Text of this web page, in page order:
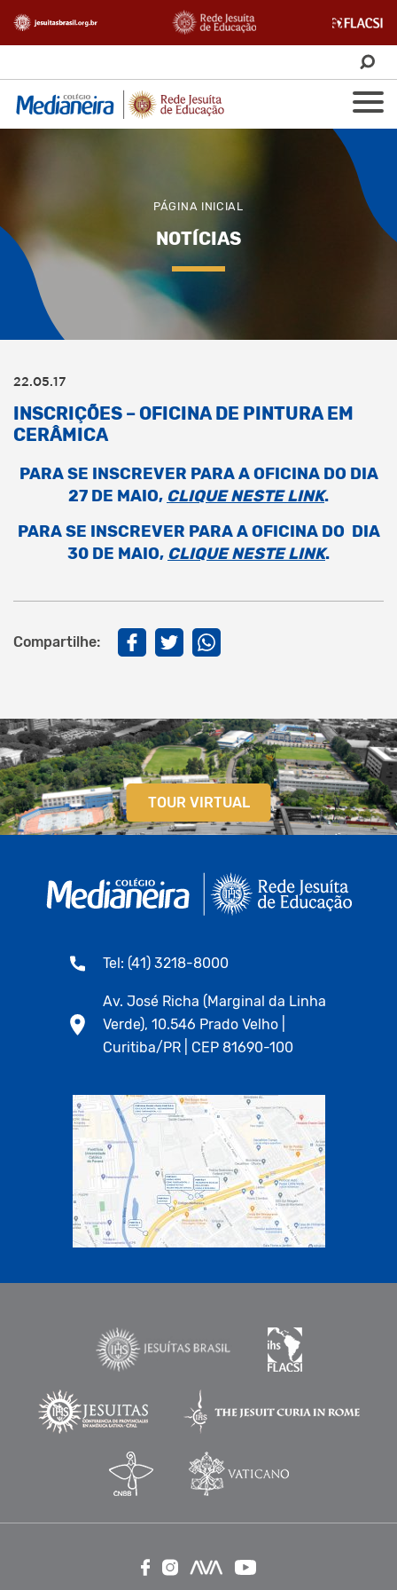
PÁGINA INICIAL
NOTÍCIAS
22.05.17
INSCRIÇÕES – OFICINA DE PINTURA EM
CERÂMICA
PARA SE INSCREVER PARA A OFICINA DO DIA
27 DE MAIO, CLIQUE NESTE LINK.
PARA SE INSCREVER PARA A OFICINA DO DIA
30 DE MAIO, CLIQUE NESTE LINK.
Compartilhe:
TOUR VIRTUAL
Tel: (41) 3218-8000
Av. José Richa (Marginal da Linha
Verde), 10.546 Prado Velho |
Curitiba/PR | CEP 81690-100